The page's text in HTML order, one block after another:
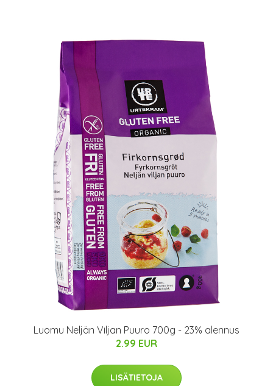
Luomu Neljän Viljan Puuro 700g - 23% alennus
2.99 EUR
LISÄTIETOJA